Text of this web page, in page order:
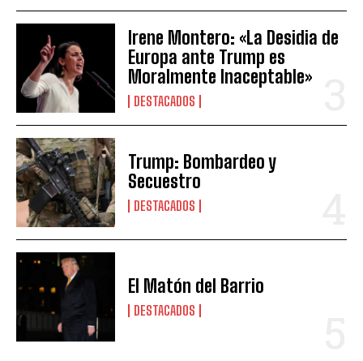
Irene Montero: «La Desidia de
Europa ante Trump es
Moralmente Inaceptable»
DESTACADOS
Trump: Bombardeo y
Secuestro
DESTACADOS
El Matón del Barrio
DESTACADOS